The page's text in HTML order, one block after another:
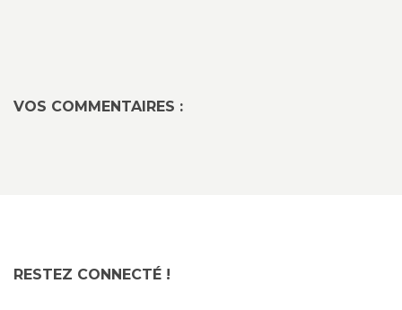
VOS COMMENTAIRES :
RESTEZ CONNECTÉ !